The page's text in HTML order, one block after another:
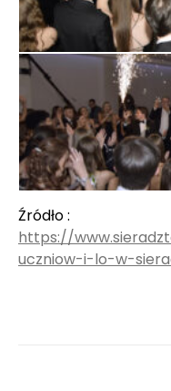
Źródło :
https://
uczniow-i-lo-w-